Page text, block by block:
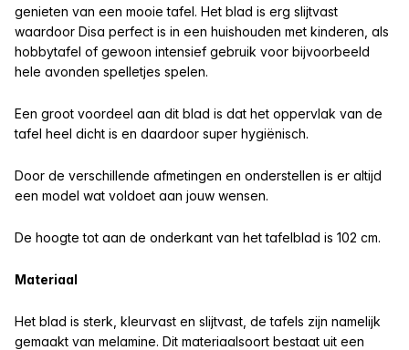
genieten van een mooie tafel. Het blad is erg slijtvast
waardoor Disa perfect is in een huishouden met kinderen, als
hobbytafel of gewoon intensief gebruik voor bijvoorbeeld
hele avonden spelletjes spelen.
Een groot voordeel aan dit blad is dat het oppervlak van de
tafel heel dicht is en daardoor super hygiënisch.
Door de verschillende afmetingen en onderstellen is er altijd
een model wat voldoet aan jouw wensen.
De hoogte tot aan de onderkant van het tafelblad is 102 cm.
Materiaal
Het blad is sterk, kleurvast en slijtvast, de tafels zijn namelijk
gemaakt van melamine. Dit materiaalsoort bestaat uit een